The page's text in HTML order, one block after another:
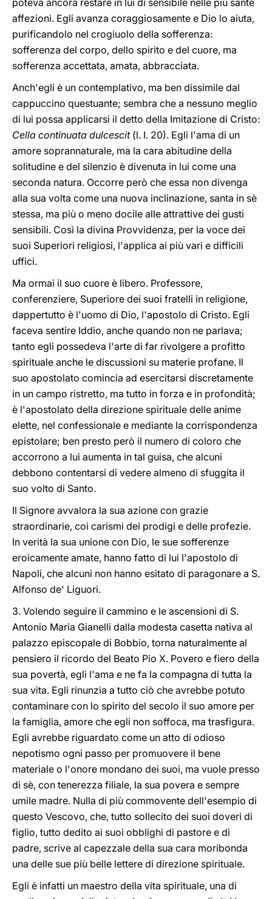
poteva ancora restare in lui di sensibile nelle più sante
affezioni. Egli avanza coraggiosamente e Dio lo aiuta,
purificandolo nel crogiuolo della sofferenza:
sofferenza del corpo, dello spirito e del cuore, ma
sofferenza accettata, amata, abbracciata.
Anch'egli è un contemplativo, ma ben dissimile dal
cappuccino questuante; sembra che a nessuno meglio
di lui possa applicarsi il detto della Imitazione di Cristo:
Cella continuata dulcescit(l. I. 20). Egli l'ama di un
amore soprannaturale, ma la cara abitudine della
solitudine e del silenzio è divenuta in lui come una
seconda natura. Occorre però che essa non divenga
alla sua volta come una nuova inclinazione, santa in sè
stessa, ma più o meno docile alle attrattive dei gusti
sensibili. Così la divina Provvidenza, per la voce dei
suoi Superiori religiosi, l'applica ai più vari e difficili
uffici.
Ma ormai il suo cuore è libero. Professore,
conferenziere, Superiore dei suoi fratelli in religione,
dappertutto è l'uomo di Dio, l'apostolo di Cristo. Egli
faceva sentire Iddio, anche quando non ne parlava;
tanto egli possedeva l'arte di far rivolgere a profitto
spirituale anche le discussioni su materie profane. Il
suo apostolato comincia ad esercitarsi discretamente
in un campo ristretto, ma tutto in forza e in profondità;
è l'apostolato della direzione spirituale delle anime
elette, nel confessionale e mediante la corrispondenza
epistolare; ben presto però il numero di coloro che
accorrono a lui aumenta in tal guisa, che alcuni
debbono contentarsi di vedere almeno di sfuggita il
suo volto di Santo.
Il Signore avvalora la sua azione con grazie
straordinarie, coi carismi dei prodigi e delle profezie.
In verità la sua unione con Dio, le sue sofferenze
eroicamente amate, hanno fatto di lui l'apostolo di
Napoli, che alcuni non hanno esitato di paragonare a S.
Alfonso de' Liguori.
3. Volendo seguire il cammino e le ascensioni di S.
Antonio Maria Gianelli dalla modesta casetta nativa al
palazzo episcopale di Bobbio, torna naturalmente al
pensiero il ricordo del Beato Pio X. Povero e fiero della
sua povertà, egli l'ama e ne fa la compagna di tutta la
sua vita. Egli rinunzia a tutto ciò che avrebbe potuto
contaminare con lo spirito del secolo il suo amore per
la famiglia, amore che egli non soffoca, ma trasfigura.
Egli avrebbe riguardato come un atto di odioso
nepotismo ogni passo per promuovere il bene
materiale o l'onore mondano dei suoi, ma vuole presso
di sè, con tenerezza filiale, la sua povera e sempre
umile madre. Nulla di più commovente dell'esempio di
questo Vescovo, che, tutto sollecito dei suoi doveri di
figlio, tutto dedito ai suoi obblighi di pastore e di
padre, scrive al capezzale della sua cara moribonda
una delle sue più belle lettere di direzione spirituale.
Egli è infatti un maestro della vita spirituale, una di